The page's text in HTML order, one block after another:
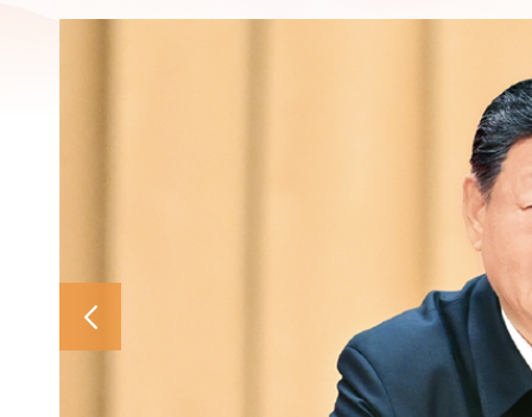
总书记关于树立和践行正确政绩观学习教育的重要讲
《求是》杂志发
新华社北京3月31日电 4月1日出版的第7期《求是》杂
间有关重要论述的节录。文章强调，政绩观问题是一